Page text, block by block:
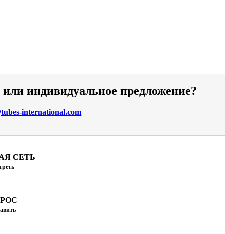
индивидуальное предложение?
international.com
СЕТЬ